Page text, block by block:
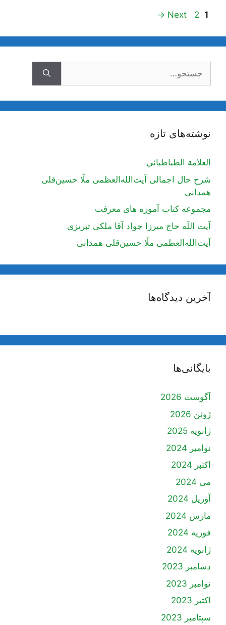
ناوبری
Page
1
Page
2
Next
→
نوشته‌های تازه
العلامة الطباطبائي
شرح حال اجمالی آیت‌الله‌العظمی ملّا حسین‌قلی
همدانی
مجموعه کتاب آموزه های معرفت
آیت اللَه حاج میرزا جواد آقا ملکی تبریزی
آیت‌الله‌العظمی ملّا حسین‌قلی همدانی
آخرین دیدگاه‌ها
بایگانی‌ها
آگوست 2026
ژوئن 2026
ژانویه 2025
نوامبر 2024
اکتبر 2024
می 2024
آوریل 2024
مارس 2024
فوریه 2024
ژانویه 2024
دسامبر 2023
نوامبر 2023
اکتبر 2023
سپتامبر 2023